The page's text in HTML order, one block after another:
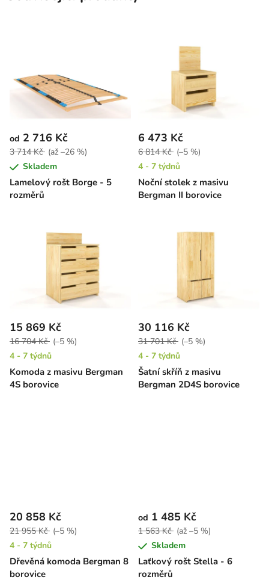
Lamelový rošt Borge - 5
rozměrů
od 2 716 Kč
3 714 Kč (až –26 %)
Skladem
Noční stolek z masivu
Bergman II borovice
6 473 Kč
6 814 Kč (–5 %)
4 - 7 týdnů
Komoda z masivu Bergman
4S borovice
15 869 Kč
16 704 Kč (–5 %)
4 - 7 týdnů
Šatní skříň z masivu
Bergman 2D4S borovice
30 116 Kč
31 701 Kč (–5 %)
4 - 7 týdnů
Dřevěná komoda Bergman 8
borovice
20 858 Kč
21 955 Kč (–5 %)
4 - 7 týdnů
Laťkový rošt Stella - 6
rozměrů
od 1 485 Kč
1 563 Kč (až –5 %)
Skladem